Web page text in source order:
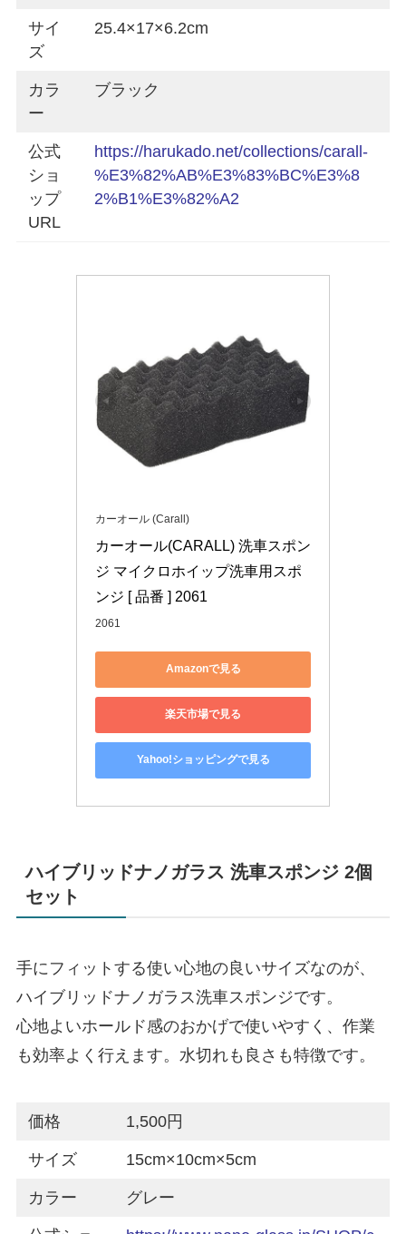
サイ
ズ
25.4×17×6.2cm
カラ
ー
ブラック
公式
ショ
ップ
URL
https://harukado.net/collections/carall-
%E3%82%AB%E3%83%BC%E3%8
2%B1%E3%82%A2
カーオール (Carall)
カーオール(CARALL) 洗車スポン
ジ マイクロホイップ洗車用スポ
ンジ [ 品番 ] 2061
2061
Amazonで見る
楽天市場で見る
Yahoo!ショッピングで見る
ハイブリッドナノガラス 洗車スポンジ 2個
セット
手にフィットする使い心地の良いサイズなのが、
ハイブリッドナノガラス洗車スポンジです。
心地よいホールド感のおかげで使いやすく、作業
も効率よく行えます。水切れも良さも特徴です。
価格 1,500円
サイズ 15cm×10cm×5cm
カラー グレー